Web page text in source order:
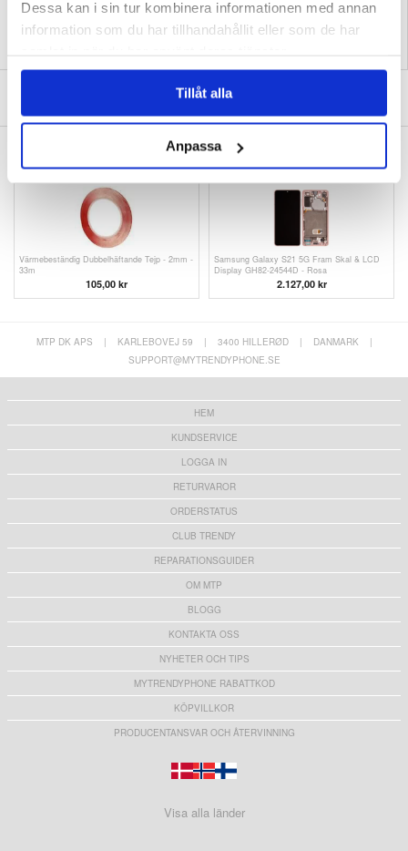
Dessa kan i sin tur kombinera informationen med annan
information som du har tillhandahållit eller som de har
Tillåt alla
Anpassa
SKRIV EN RECENSION
ANDRA KUNDER HAR OCKSÅ KÖPT
Värmebeständig Dubbelhäftande Tejp - 2mm -
33m
105,00 kr
Samsung Galaxy S21 5G Fram Skal & LCD
Display GH82-24544D - Rosa
2.127,00kr
MTP DK APS | KARLEBOVEJ 59 | 3400 HILLERØD | DANMARK
|
SUPPORT@MYTRENDYPHONE.SE
HEM
KUNDSERVICE
LOGGA IN
RETURVAROR
ORDERSTATUS
CLUB TRENDY
REPARATIONSGUIDER
OM MTP
BLOGG
KONTAKTA OSS
NYHETER OCH TIPS
MYTRENDYPHONE RABATTKOD
KÖPVILLKOR
PRODUCENTANSVAR OCH ÅTERVINNING
Visa alla länder